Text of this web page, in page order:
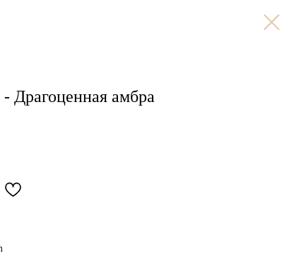
Драгоценная амбра